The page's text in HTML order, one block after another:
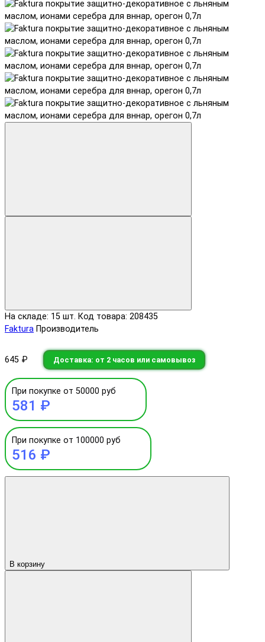
На складе: 15 шт. Код товара: 208435
Faktura Производитель
645 ₽ Доставка: от 2 часов или самовывоз
При покупке от 50000 руб
581 ₽
При покупке от 100000 руб
516 ₽
В корзину